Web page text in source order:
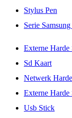
Stylus Pen
Serie
Externe
Sd Kaart
Netwerk
Externe Harde
Usb Stick